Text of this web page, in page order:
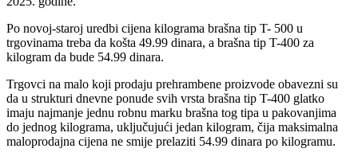
Po novoj-staroj uredbi cijena kilograma brašna tip T- 500 u
trgovinama treba da košta 49.99 dinara, a brašna tip T-400 za
kilogram da bude 54.99 dinara.
Trgovci na malo koji prodaju prehrambene proizvode obavezni su
da u strukturi dnevne ponude svih vrsta brašna tip T-400 glatko
imaju najmanje jednu robnu marku brašna tog tipa u pakovanjima
do jednog kilograma, uključujući jedan kilogram, čija maksimalna
maloprodajna cijena ne smije prelaziti 54.99 dinara po kilogramu.